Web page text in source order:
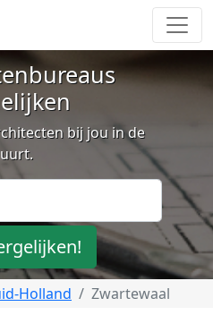
bij jou in de
Holland Zwartewaal